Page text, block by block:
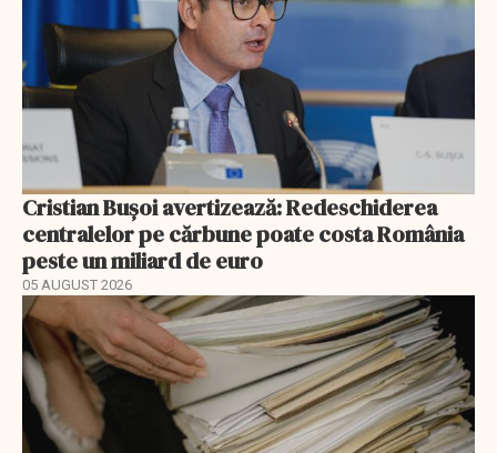
Cristian Bușoi avertizează: Redeschiderea
centralelor pe cărbune poate costa România
peste un miliard de euro
05 AUGUST 2026